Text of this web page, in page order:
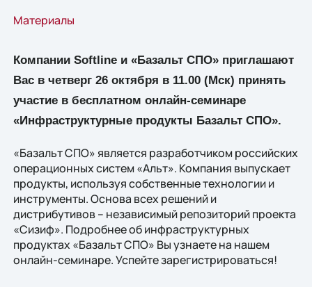
Материалы
Компании Softline и «Базальт СПО» приглашают
Вас в четверг 26 октября в 11.00 (Мск) принять
участие в бесплатном онлайн-семинаре
«Инфраструктурные продукты Базальт СПО».
«Базальт СПО» является разработчиком российских
операционных систем «Альт». Компания выпускает
продукты, используя собственные технологии и
инструменты. Основа всех решений и
дистрибутивов – независимый репозиторий проекта
«Сизиф». Подробнее об инфраструктурных
продуктах «Базальт СПО» Вы узнаете на нашем
онлайн-семинаре. Успейте зарегистрироваться!